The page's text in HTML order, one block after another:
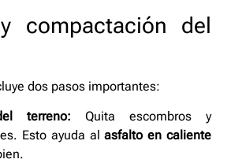
compactación del
dos pasos importantes:
terreno: Quita escombros y
Esto ayuda alasfalto en caliente